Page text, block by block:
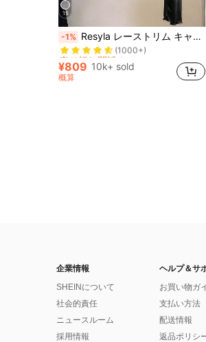
15
-1% Resyla レーストリム キャミソールドレスカバーアップ、長袖ニットシャギートップス レディース、夏の日よけ
売り切れ間近！
(1000+)
売り切れ間近！
(1000+)
売り切れ間近！
(1000+)
売り切れ間近！
¥809 10k+ sold
概算
企業情報
SHEINについて
社会的責任
ニュースルーム
採用情報
ヘルプ＆サ
お買い物ガ
支払い方法
配送情報
返品ポリシ